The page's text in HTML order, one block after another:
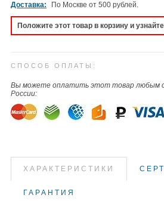
Доставка: По Москве от 500 рублей.
Положите этот товар в корзину и
СПОСОБ ОПЛАТЫ:
Вы можете оплатить этот товар любым
России:
ХАРАКТЕРИСТИКИ
ГАРАНТИЯ